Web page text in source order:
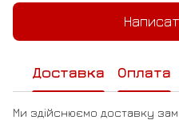
Доставка Оплата
Ми здійснюємо доставку